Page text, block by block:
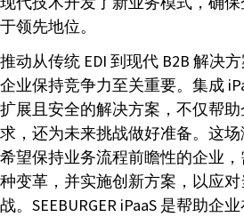
于领先地位。
推动从传统 EDI 到现代 B2B 解决
企业保持竞争力至关重要。集成
扩展且安全的解决方案，不仅帮
求，还为未来挑战做好准备。这场
希望保持业务流程前瞻性的企业
种变革，并实施创新方案，以应
战。SEEBURGER iPaaS 是帮助企